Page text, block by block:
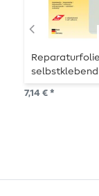
Reparaturfolie
selbstklebend
cm
7,14 € *